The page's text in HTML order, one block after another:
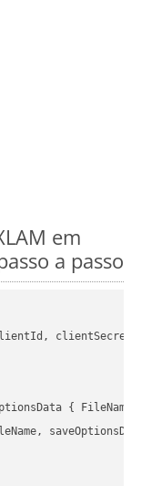
em
a passo
clientSecret);
{ FileName =